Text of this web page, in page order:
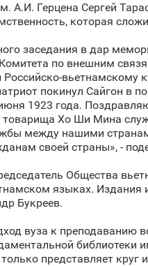
А.И. Герцена Сергей
которая
заседания в дар
по внешним
Российско-вьетнамскому
покинул Сайгон в
1923 года.
Хо Ши Мина
между нашими
своей страны», -
Общества
языках. Издания
Букреев.
вуза к преподаванию
библиотеки
представляет